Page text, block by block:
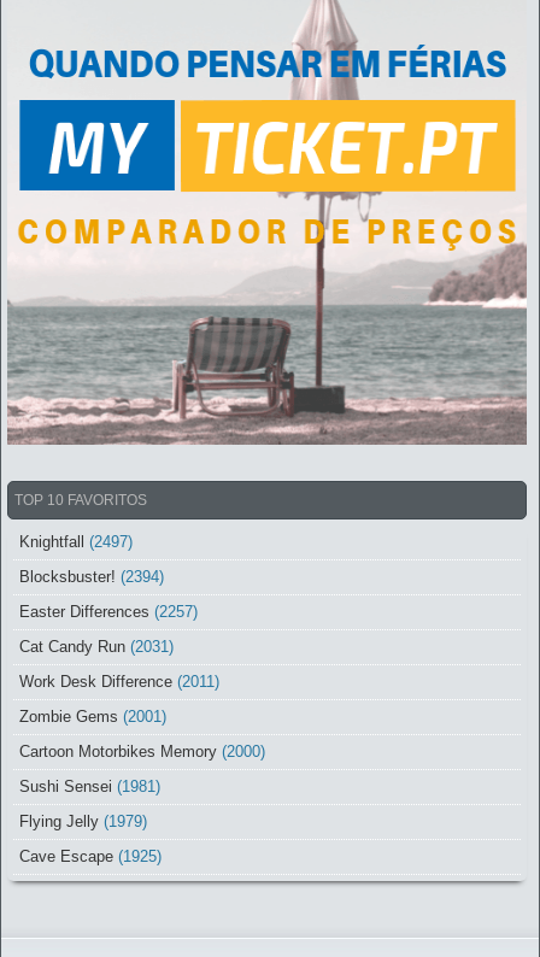
TOP 10 FAVORITOS
Knightfall (2497)
Blocksbuster! (2394)
Easter Differences (2257)
Cat Candy Run (2031)
Work Desk Difference (2011)
Zombie Gems (2001)
Cartoon Motorbikes Memory (2000)
Sushi Sensei (1981)
Flying Jelly (1979)
Cave Escape (1925)